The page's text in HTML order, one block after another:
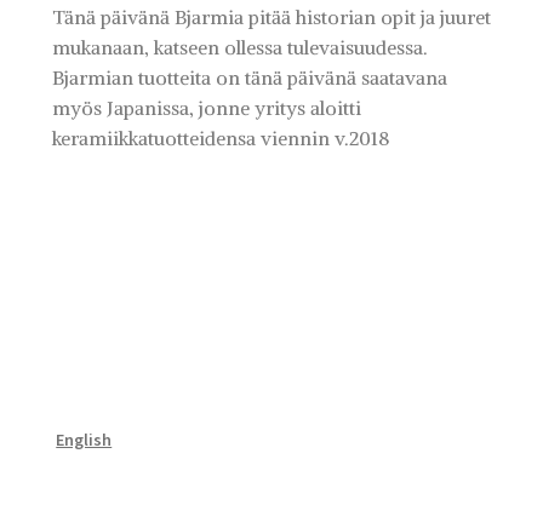
Tänä päivänä Bjarmia pitää historian opit ja juuret
mukanaan, katseen ollessa tulevaisuudessa.
Bjarmian tuotteita on tänä päivänä saatavana
myös Japanissa, jonne yritys aloitti
keramiikkatuotteidensa viennin v.2018
English